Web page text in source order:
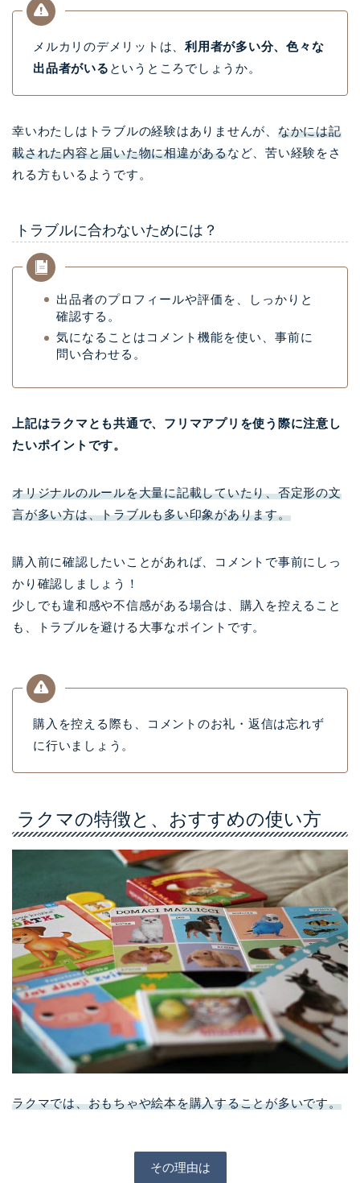
メルカリのデメリットは、利用者が多い分、色々な
出品者がいる というところでしょうか。
幸いわたしはトラブルの経験はありませんが、 なかには記
載された内容と届いた物に相違があるなど、苦い経験をさ
れる方もいるようです。
トラブルに合わないためには？
出品者のプロフィールや評価を、しっかりと
確認する。
気になることはコメント機能を使い、事前に
問い合わせる。
上記はラクマとも共通で、フリマアプリを使う際に注意し
たいポイントです。
オリジナルのルールを大量に記載していたり、否定形の文
言が多い方は、トラブルも多い印象があります。
購入前に確認したいことがあれば、コメントで事前にしっ
かり確認しましょう！
少しでも違和感や不信感がある場合は、購入を控えること
も、トラブルを避ける大事なポイントです。
購入を控える際も、コメントのお礼・返信は忘れず
に行いましょう。
ラクマの特徴と、おすすめの使い方
ラクマでは、おもちゃや絵本を購入することが多いです。
その理由は